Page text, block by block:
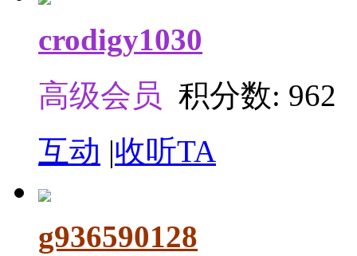
crodigy1030
高级会员 积分数: 962
互动 |收听TA
g936590128